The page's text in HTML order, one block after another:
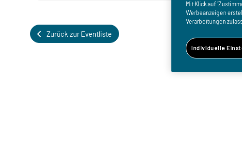
Zurück zur Eventliste
Mit Klick auf
Werbeanzeigen
Verarbeitungen
Individuelle